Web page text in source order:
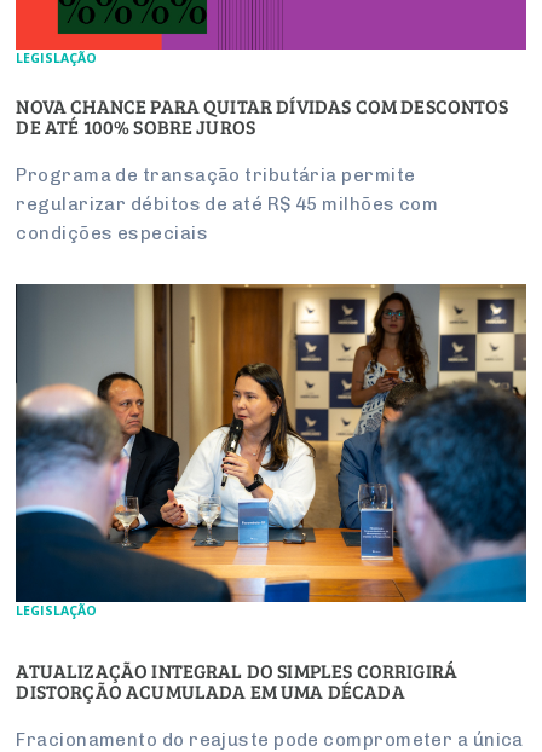
LEGISLAÇÃO
NOVA CHANCE PARA QUITAR DÍVIDAS COM DESCONTOS
DE ATÉ 100% SOBRE JUROS
Programa de transação tributária permite
regularizar débitos de até R$ 45 milhões com
condições especiais
LEGISLAÇÃO
ATUALIZAÇÃO INTEGRAL DO SIMPLES CORRIGIRÁ
DISTORÇÃO ACUMULADA EM UMA DÉCADA
Fracionamento do reajuste pode comprometer a única